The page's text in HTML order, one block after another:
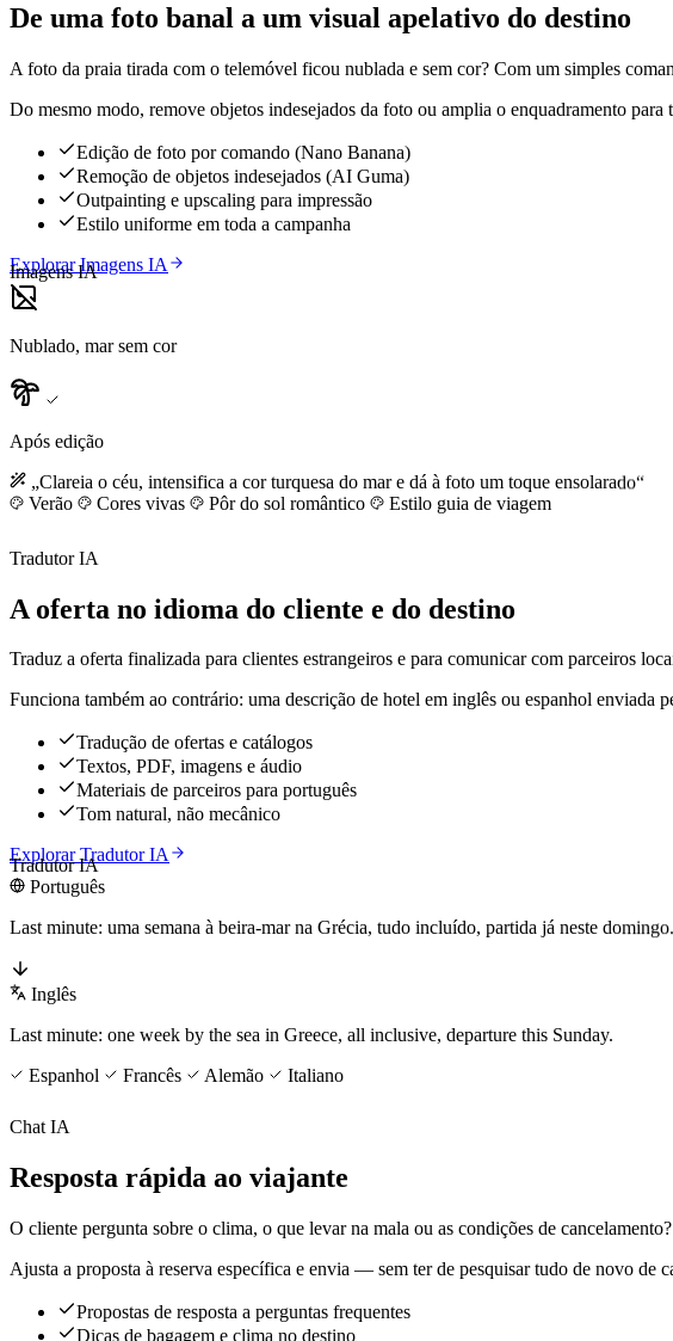
De uma foto banal a um visual apelativo do destino
A foto da praia tirada com o telemóvel ficou nublada e sem cor? Com um simples
Do mesmo modo, remove objetos indesejados da foto ou amplia o enquadramento para
Edição de foto por comando (Nano Banana)
Remoção de objetos indesejados (AI Guma)
Outpainting e upscaling para impressão
Estilo uniforme em toda a campanha
Explorar Imagens IA
Imagens IA
Nublado, mar sem cor
Após edição
„Clareia o céu, intensifica a cor turquesa do mar e dá à foto um toque ensolarado“
Verão
Cores vivas Pôr do sol romântico Estilo guia de viagem
Tradutor IA
A oferta no idioma do cliente e do destino
Traduz a oferta finalizada para clientes estrangeiros e para comunicar com parceiros
Funciona também ao contrário: uma descrição de hotel em inglês ou espanhol
Tradução de ofertas e catálogos
Textos, PDF, imagens e áudio
Materiais de parceiros para português
Tom natural, não mecânico
Explorar Tradutor IA
Tradutor IA
Português
Last minute: uma semana à beira-mar na Grécia, tudo incluído, partida já neste domingo.
Inglês
Last minute: one week by the sea in Greece, all inclusive, departure this Sunday.
Espanhol
Francês Alemão Italiano
Chat IA
Resposta rápida ao viajante
O cliente pergunta sobre o clima, o que levar na mala ou as condições de
Ajusta a proposta à reserva específica e envia — sem ter de pesquisar tudo de novo de
Propostas de resposta a perguntas frequentes
Dicas de bagagem e clima no destino